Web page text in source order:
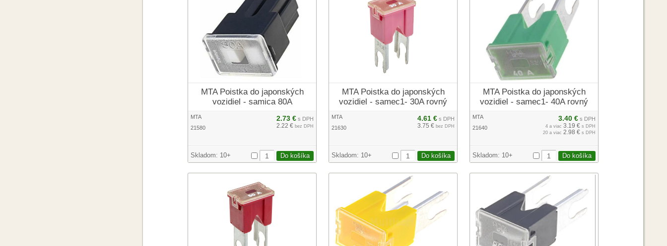
MTA Poistka do japonských
vozidiel - samica 80A
MTA
21580
2.73 € s DPH
2.22 € bez DPH
Skladom: 10+
MTA Poistka do japonských
vozidiel - samec1- 30A rovný
MTA
21630
4.61 € s DPH
3.75 € bez DPH
Skladom: 10+
MTA Poistka do japonských
vozidiel - samec1- 40A rovný
MTA
21640
3.40 € s DPH
4 a viac 3.19 € s DPH
20 a viac 2.98 € s DPH
Skladom: 10+